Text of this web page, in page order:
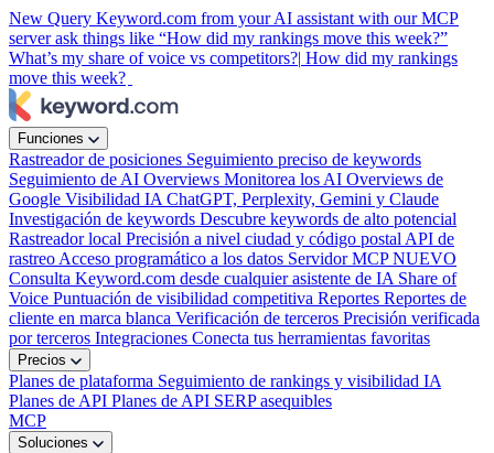
New Query Keyword.com from your AI assistant with our MCP
server ask things like “How did my rankings move this week?”
What’s my share of voice vs competitors?| How did my rankings
move this week?
Funciones
Rastreador de posiciones Seguimiento preciso de keywords
Seguimiento de AI Overviews Monitorea los AI Overviews de
Google Visibilidad IA ChatGPT, Perplexity, Gemini y Claude
Investigación de keywords Descubre keywords de alto potencial
Rastreador local Precisión a nivel ciudad y código postal API de
rastreo Acceso programático a los datos Servidor MCPNUEVO
Consulta Keyword.com desde cualquier asistente de IA Share of
Voice Puntuación de visibilidad competitiva Reportes Reportes de
cliente en marca blanca Verificación de terceros Precisión verificada
por terceros Integraciones Conecta tus herramientas favoritas
Precios
Planes de plataforma Seguimiento de rankings y visibilidad IA
Planes de API Planes de API SERP asequibles
MCP
Soluciones